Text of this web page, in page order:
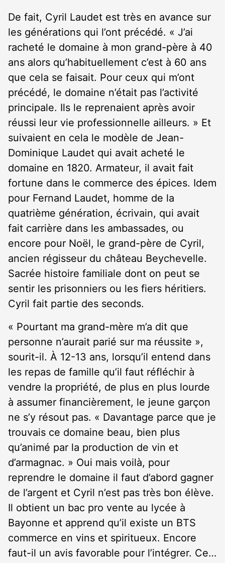
De fait, Cyril Laudet est très en avance sur
les générations qui l’ont précédé. « J’ai
racheté le domaine à mon grand-père à 40
ans alors qu’habituellement c’est à 60 ans
que cela se faisait. Pour ceux qui m’ont
précédé, le domaine n’était pas l’activité
principale. Ils le reprenaient après avoir
réussi leur vie professionnelle ailleurs. » Et
suivaient en cela le modèle de Jean-
Dominique Laudet qui avait acheté le
domaine en 1820. Armateur, il avait fait
fortune dans le commerce des épices. Idem
pour Fernand Laudet, homme de la
quatrième génération, écrivain, qui avait
fait carrière dans les ambassades, ou
encore pour Noël, le grand-père de Cyril,
ancien régisseur du château Beychevelle.
Sacrée histoire familiale dont on peut se
sentir les prisonniers ou les fiers héritiers.
Cyril fait partie des seconds.
« Pourtant ma grand-mère m’a dit que
personne n’aurait parié sur ma réussite »,
sourit-il. À 12-13 ans, lorsqu’il entend dans
les repas de famille qu’il faut réfléchir à
vendre la propriété, de plus en plus lourde
à assumer financièrement, le jeune garçon
ne s’y résout pas. « Davantage parce que je
trouvais ce domaine beau, bien plus
qu’animé par la production de vin et
d’armagnac. » Oui mais voilà, pour
reprendre le domaine il faut d’abord gagner
de l’argent et Cyril n’est pas très bon élève.
Il obtient un bac pro vente au lycée à
Bayonne et apprend qu’il existe un BTS
commerce en vins et spiritueux. Encore
faut-il un avis favorable pour l’intégrer. Ce…